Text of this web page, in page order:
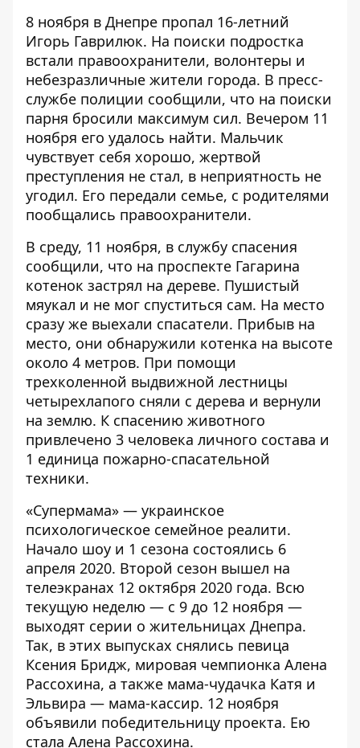
8 ноября в Днепре пропал 16-летний
Игорь Гаврилюк. На поиски подростка
встали правоохранители, волонтеры и
небезразличные жители города. В пресс-
службе полиции сообщили, что на поиски
парня бросили максимум сил. Вечером 11
ноября его удалось найти. Мальчик
чувствует себя хорошо, жертвой
преступления не стал, в неприятность не
угодил. Его передали семье, с родителями
пообщались правоохранители.
В среду, 11 ноября, в службу спасения
сообщили, что на проспекте Гагарина
котенок застрял на дереве. Пушистый
мяукал и не мог спуститься сам. На место
сразу же выехали спасатели. Прибыв на
место, они обнаружили котенка на высоте
около 4 метров. При помощи
трехколенной выдвижной лестницы
четырехлапого сняли с дерева и вернули
на землю. К спасению животного
привлечено 3 человека личного состава и
1 единица пожарно-спасательной
техники.
«Супермама» — украинское
психологическое семейное реалити.
Начало шоу и 1 сезона состоялись 6
апреля 2020. Второй сезон вышел на
телеэкранах 12 октября 2020 года. Всю
текущую неделю — с 9 до 12 ноября —
выходят серии о жительницах Днепра.
Так, в этих выпусках снялись певица
Ксения Бридж, мировая чемпионка Алена
Рассохина, а также мама-чудачка Катя и
Эльвира — мама-кассир. 12 ноября
объявили победительницу проекта. Ею
стала Алена Рассохина.